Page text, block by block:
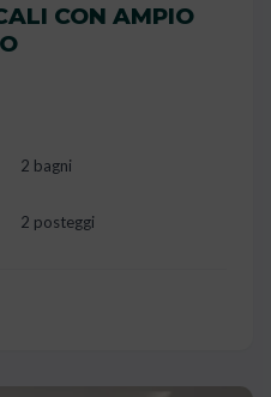
CON AMPIO
2 bagni
2 posteggi